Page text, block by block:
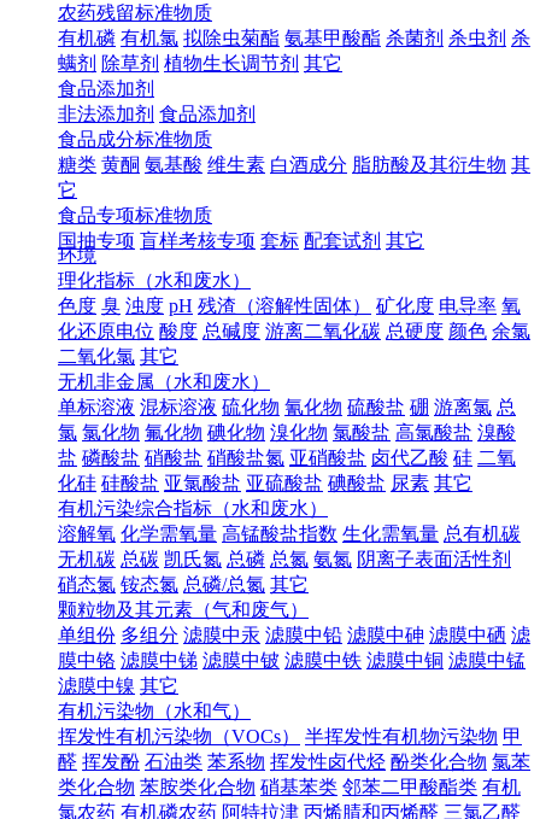
农药残留标准物质
有机磷 有机氯 拟除虫菊酯 氨基甲酸酯 杀菌剂 杀虫剂 杀
螨剂 除草剂 植物生长调节剂 其它
食品添加剂
非法添加剂 食品添加剂
食品成分标准物质
糖类 黄酮 氨基酸 维生素 白酒成分 脂肪酸及其衍生物 其
它
食品专项标准物质
国抽专项 盲样考核专项 套标 配套试剂 其它
环境
理化指标（水和废水）
色度 臭 浊度 pH 残渣（溶解性固体） 矿化度 电导率 氧
化还原电位 酸度 总碱度 游离二氧化碳 总硬度 颜色 余氯
二氧化氯 其它
无机非金属（水和废水）
单标溶液 混标溶液 硫化物 氰化物 硫酸盐 硼 游离氯 总
氯 氯化物 氟化物 碘化物 溴化物 氯酸盐 高氯酸盐 溴酸
盐 磷酸盐 硝酸盐 硝酸盐氮 亚硝酸盐 卤代乙酸 硅 二氧
化硅 硅酸盐 亚氯酸盐 亚硫酸盐 碘酸盐 尿素 其它
有机污染综合指标（水和废水）
溶解氧 化学需氧量 高锰酸盐指数 生化需氧量 总有机碳
无机碳 总碳 凯氏氮 总磷 总氮 氨氮 阴离子表面活性剂
硝态氮 铵态氮 总磷/总氮 其它
颗粒物及其元素（气和废气）
单组份 多组分 滤膜中汞 滤膜中铅 滤膜中砷 滤膜中硒 滤
膜中铬 滤膜中锑 滤膜中铍 滤膜中铁 滤膜中铜 滤膜中锰
滤膜中镍 其它
有机污染物（水和气）
挥发性有机污染物（VOCs）
半挥发性有机物污染物 甲
醛 挥发酚 石油类 苯系物 挥发性卤代烃 酚类化合物 氯苯
类化合物 苯胺类化合物 硝基苯类 邻苯二甲酸酯类 有机
氯农药 有机磷农药 阿特拉津 丙烯腈和丙烯醛 三氯乙醛